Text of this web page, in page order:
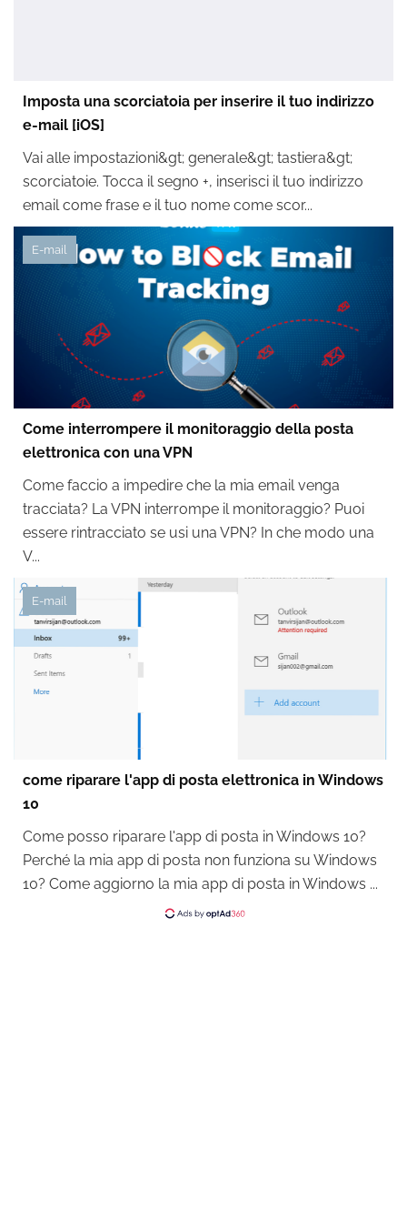
Imposta una scorciatoia per inserire il tuo indirizzo
e-mail [iOS]
Vai alle impostazioni&gt; generale&gt; tastiera&gt;
scorciatoie. Tocca il segno +, inserisci il tuo indirizzo
email come frase e il tuo nome come scor...
E-mail
Come interrompere il monitoraggio della posta
elettronica con una VPN
Come faccio a impedire che la mia email venga
tracciata? La VPN interrompe il monitoraggio? Puoi
essere rintracciato se usi una VPN? In che modo una
V...
E-mail
come riparare l'app di posta elettronica in Windows
10
Come posso riparare l'app di posta in Windows 10?
Perché la mia app di posta non funziona su Windows
10? Come aggiorno la mia app di posta in Windows ...